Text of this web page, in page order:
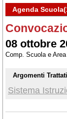
Agenda
08 ottobre
Comp. Scuola e
Argomenti
Sistema